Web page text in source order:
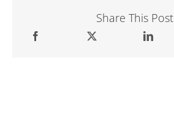
Share This Post